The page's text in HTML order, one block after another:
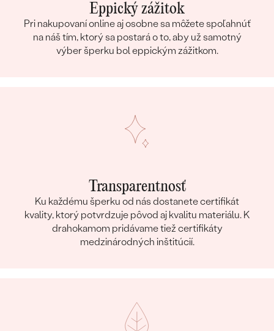
Eppický zážitok
Pri nakupovaní online aj osobne sa môžete spoľahnúť
na náš tím, ktorý sa postará o to, aby už samotný
výber šperku bol eppickým zážitkom.
Transparentnosť
Ku každému šperku od nás dostanete certifikát
kvality, ktorý potvrdzuje pôvod aj kvalitu materiálu. K
drahokamom pridávame tiež certifikáty
medzinárodných inštitúcií.